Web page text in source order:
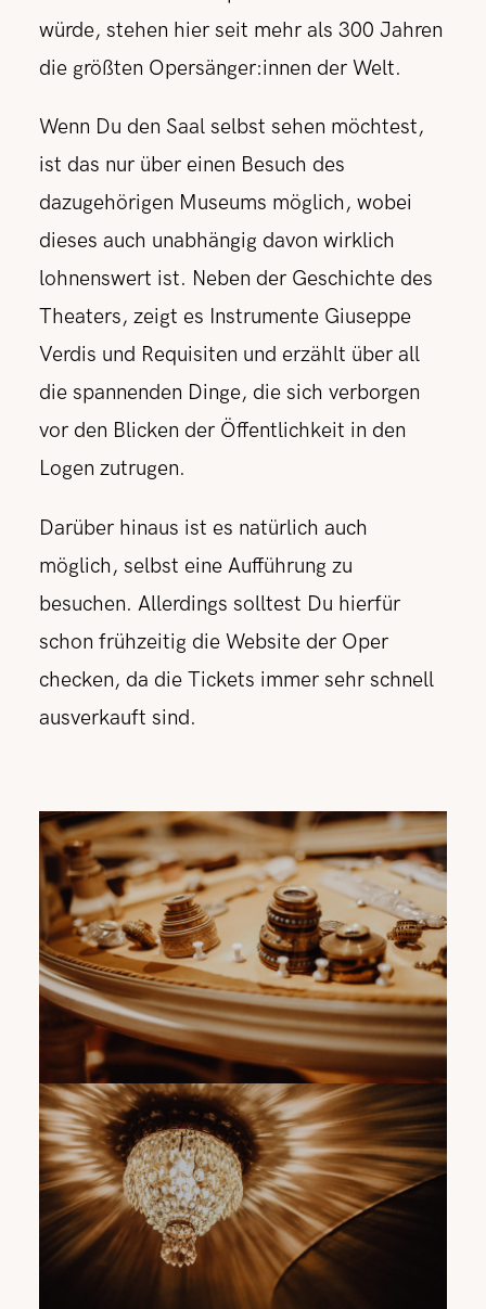
würde, stehen hier seit mehr als 300 Jahren
die größten Opersänger:innen der Welt.
Wenn Du den Saal selbst sehen möchtest,
ist das nur über einen Besuch des
dazugehörigen Museums möglich, wobei
dieses auch unabhängig davon wirklich
lohnenswert ist. Neben der Geschichte des
Theaters, zeigt es Instrumente Giuseppe
Verdis und Requisiten und erzählt über all
die spannenden Dinge, die sich verborgen
vor den Blicken der Öffentlichkeit in den
Logen zutrugen.
Darüber hinaus ist es natürlich auch
möglich, selbst eine Aufführung zu
besuchen. Allerdings solltest Du hierfür
schon frühzeitig die Website der Oper
checken, da die Tickets immer sehr schnell
ausverkauft sind.